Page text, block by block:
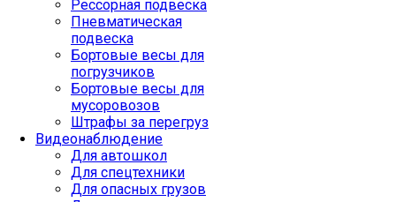
Рессорная подвеска
Пневматическая
подвеска
Бортовые весы для
погрузчиков
Бортовые весы для
мусоровозов
Штрафы за перегруз
Видеонаблюдение
Для автошкол
Для спецтехники
Для опасных грузов